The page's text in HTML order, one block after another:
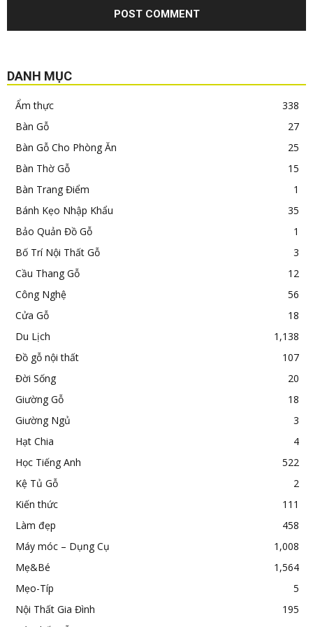
DANH MỤC
Ẩm thực
338
Bàn Gỗ
27
Bàn Gỗ Cho Phòng Ăn
25
Bàn Thờ Gỗ
15
Bàn Trang Điểm
1
Bánh Kẹo Nhập Khẩu
35
Bảo Quản Đồ Gỗ
1
Bố Trí Nội Thất Gỗ
3
Cầu Thang Gỗ
12
Công Nghệ
56
Cửa Gỗ
18
Du Lịch
1,138
Đồ gỗ nội thất
107
Đời Sống
20
Giường Gỗ
18
Giường Ngủ
3
Hạt Chia
4
Học Tiếng Anh
522
Kệ Tủ Gỗ
2
Kiến thức
111
Làm đẹp
458
Máy móc – Dụng Cụ
1,008
Mẹ&Bé
1,564
Mẹo-Típ
5
Nội Thất Gia Đình
195